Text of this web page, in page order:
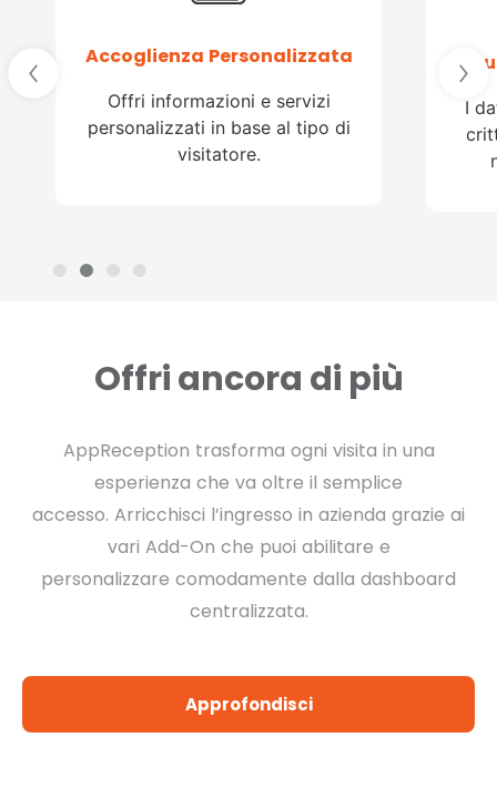
Accoglienza Personalizzata
Offri informazioni e servizi
personalizzati in base al tipo di
visitatore.
I
Offri ancora di più
AppReception trasforma ogni visita in una
esperienza che va oltre il semplice
accesso. Arricchisci l’ingresso in azienda grazie ai
vari Add-On che puoi abilitare e
personalizzare comodamente dalla dashboard
centralizzata.
Approfondisci